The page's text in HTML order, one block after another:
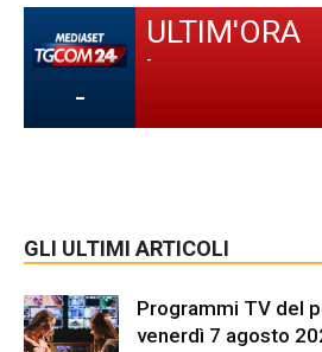
-
ULTIM'ORA
-
GLI ULTIMI ARTICOLI
Programmi TV del
venerdì 7 agosto